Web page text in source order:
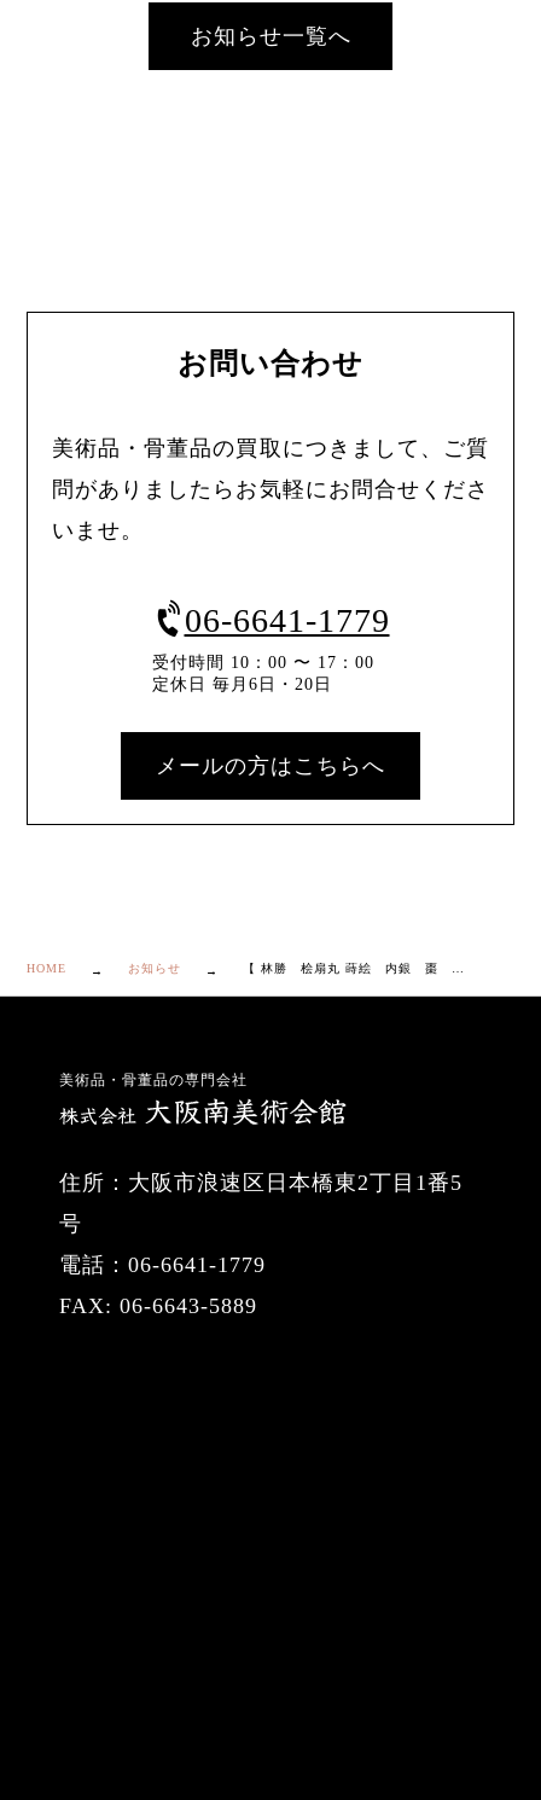
お知らせ一覧へ
お問い合わせ
美術品・骨董品の買取につきまして、ご質
問がありましたらお気軽にお問合せくださ
いませ。
06-6641-1779
受付時間 10：00 〜 17：00
定休日 毎月6日・20日
メールの方はこちらへ
HOME お知らせ
美術品・骨董品の専門会社
住所：大阪市浪速区日本橋東2丁目1番5
号
電話：06-6641-1779
FAX: 06-6643-5889